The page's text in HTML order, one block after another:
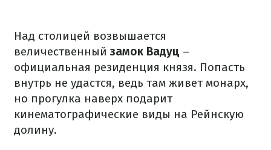
Над столицей возвышается
величественный замок Вадуц –
официальная резиденция князя. Попасть
внутрь не удастся, ведь там живет монарх,
но прогулка наверх подарит
кинематографические виды на Рейнскую
долину.